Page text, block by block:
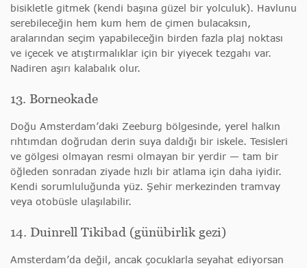
bisikletle gitmek (kendi başına güzel bir yolculuk). Havlunu
serebileceğin hem kum hem de çimen bulacaksın,
aralarından seçim yapabileceğin birden fazla plaj noktası
ve içecek ve atıştırmalıklar için bir yiyecek tezgahı var.
Nadiren aşırı kalabalık olur.
13. Borneokade
Doğu Amsterdam’daki Zeeburg bölgesinde, yerel halkın
rıhtımdan doğrudan derin suya daldığı bir iskele. Tesisleri
ve gölgesi olmayan resmi olmayan bir yerdir — tam bir
öğleden sonradan ziyade hızlı bir atlama için daha iyidir.
Kendi sorumluluğunda yüz. Şehir merkezinden tramvay
veya otobüsle ulaşılabilir.
14. Duinrell Tikibad (günübirlik gezi)
Amsterdam’da değil, ancak çocuklarla seyahat ediyorsan